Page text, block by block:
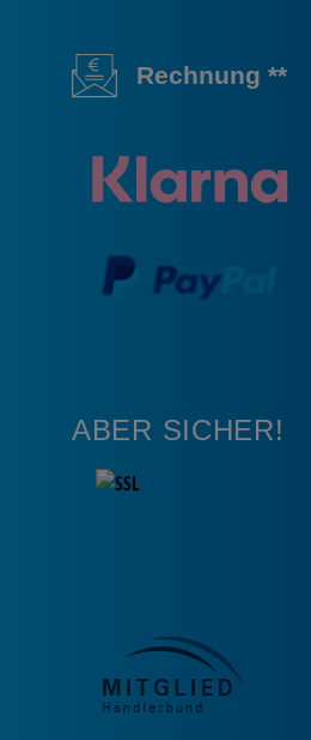
Rechnung **
ABER SICHER!